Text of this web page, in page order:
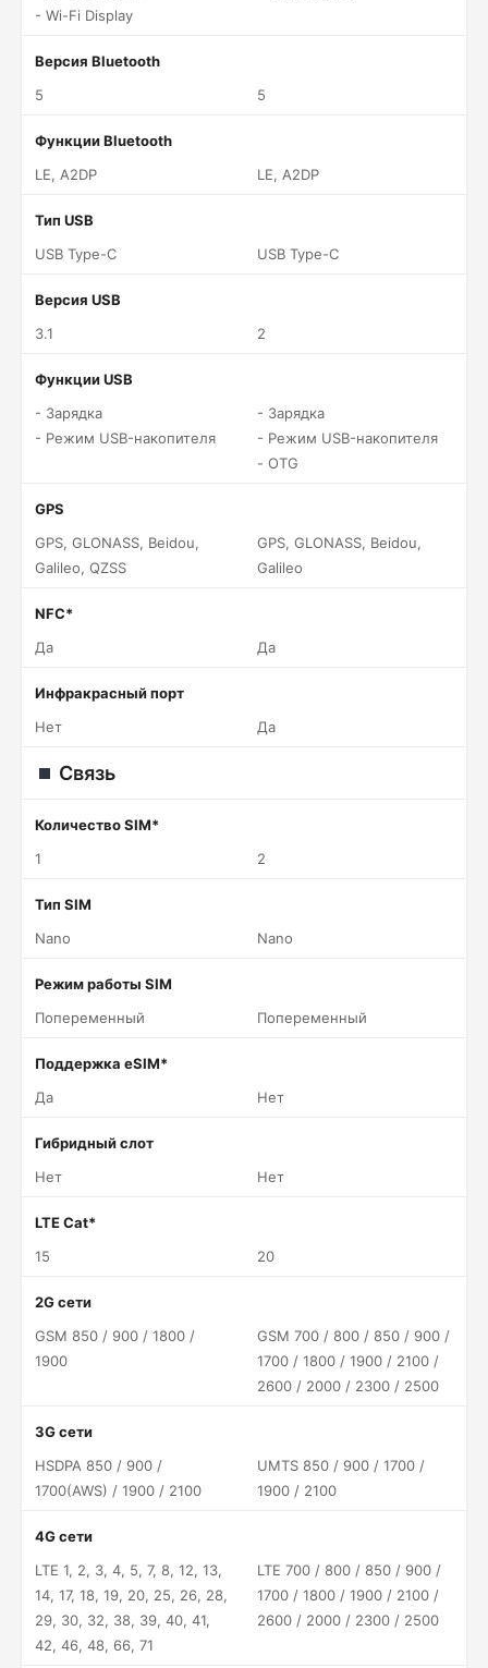
- Wi-Fi Display
Версия Bluetooth
5
5
Функции Bluetooth
LE, A2DP
LE, A2DP
Тип USB
USB Type-C
USB Type-C
Версия USB
3.1
2
Функции USB
- Зарядка
- Режим USB-накопителя
- Зарядка
- Режим USB-накопителя
- OTG
GPS
GPS, GLONASS, Beidou,
Galileo, QZSS
GPS, GLONASS, Beidou,
Galileo
NFC*
Да
Да
Инфракрасный порт
Нет
Да
Связь
Количество SIM*
1
2
Тип SIM
Nano
Nano
Режим работы SIM
Попеременный
Попеременный
Поддержка eSIM*
Да
Нет
Гибридный слот
Нет
Нет
LTE Cat*
15
20
2G сети
GSM 850 / 900 / 1800 /
1900
GSM 700 / 800 / 850 / 900 /
1700 / 1800 / 1900 / 2100 /
2600 / 2000 / 2300 / 2500
3G сети
HSDPA 850 / 900 /
1700(AWS) / 1900 / 2100
UMTS 850 / 900 / 1700 /
1900 / 2100
4G сети
LTE 1, 2, 3, 4, 5, 7, 8, 12, 13,
14, 17, 18, 19, 20, 25, 26, 28,
29, 30, 32, 38, 39, 40, 41,
42, 46, 48, 66, 71
LTE 700 / 800 / 850 / 900 /
1700 / 1800 / 1900 / 2100 /
2600 / 2000 / 2300 / 2500